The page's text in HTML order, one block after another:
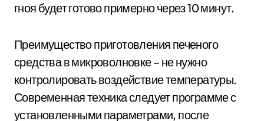
гноя будет готово примерно через 10 минут.
Преимущество приготовления печеного
средства в микроволновке – не нужно
контролировать воздействие температуры.
Современная техника следует программе с
установленными параметрами, после